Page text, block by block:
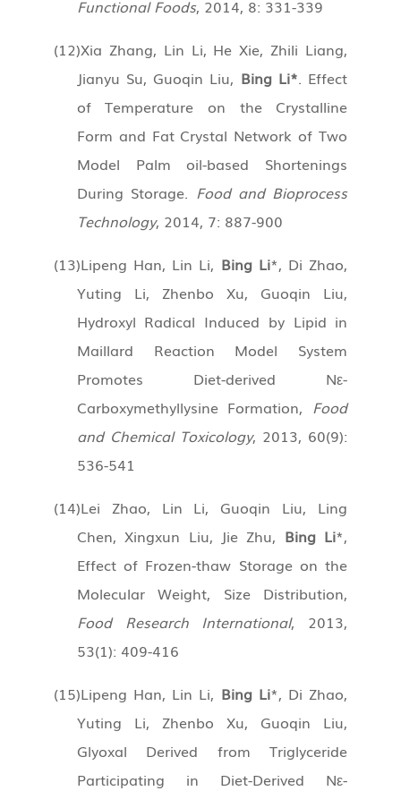
Functional Foods, 2014, 8: 331-339
(12)Xia Zhang, Lin Li, He Xie, Zhili Liang,
Jianyu Su, Guoqin Liu, Bing Li*. Effect
of Temperature on the Crystalline
Form and Fat Crystal Network of Two
Model Palm oil-based Shortenings
During Storage. Food and Bioprocess
Technology, 2014, 7: 887-900
(13)Lipeng Han, Lin Li, Bing Li*, Di Zhao,
Yuting Li, Zhenbo Xu, Guoqin Liu,
Hydroxyl Radical Induced by Lipid in
Maillard Reaction Model System
Promotes Diet-derived Nε-
Carboxymethyllysine Formation, Food
and Chemical Toxicology, 2013, 60(9):
536-541
(14)Lei Zhao, Lin Li, Guoqin Liu, Ling
Chen, Xingxun Liu, Jie Zhu, Bing Li*,
Effect of Frozen-thaw Storage on the
Molecular Weight, Size Distribution,
Food Research International, 2013,
53(1): 409-416
(15)Lipeng Han, Lin Li, Bing Li*, Di Zhao,
Yuting Li, Zhenbo Xu, Guoqin Liu,
Glyoxal Derived from Triglyceride
Participating in Diet-Derived Nε-